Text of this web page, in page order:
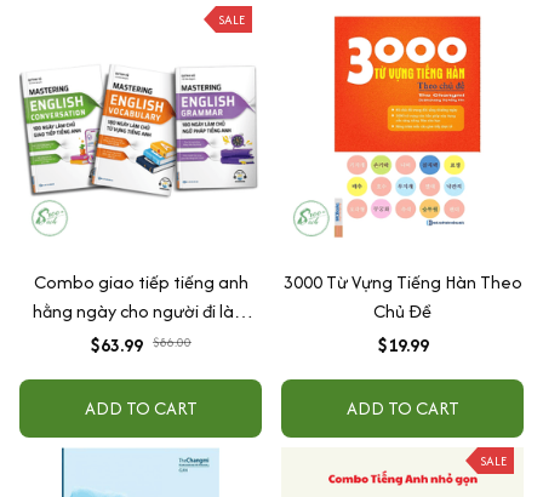
SALE
Combo giao tiếp tiếng anh
hằng ngày cho người đi làm
(Mastering English Từ vựng +
$63.99 $86.00
ADD TO CART
3000 Từ Vựng Tiếng Hàn Theo
Chủ Đề
$19.99
ADD TO CART
SALE